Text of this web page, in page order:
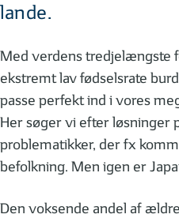
lande.
Med verdens tredjelængste
ekstremt lav fødselsrate
passe perfekt ind i vores
Her søger vi efter løsninger
problematikker, der fx
befolkning. Men igen er
Den voksende andel af